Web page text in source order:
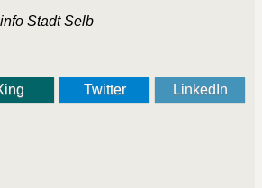
Stadt Selb
Twitter LinkedIn